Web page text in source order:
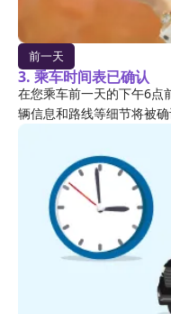
前一天
3. 乘车时间表已确认
在您乘车前一天的下午6点
辆信息和路线等细节将被确